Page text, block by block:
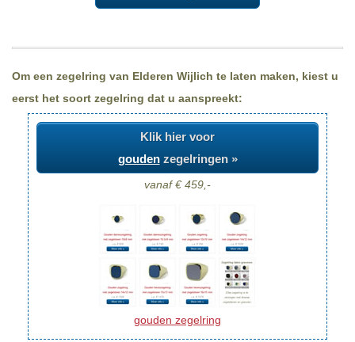
Om een zegelring van Elderen Wijlich te laten maken, kiest u
eerst het soort zegelring dat u aanspreekt:
Klik hier voor
goudenzegelringen »
vanaf € 459,-
gouden zegelring